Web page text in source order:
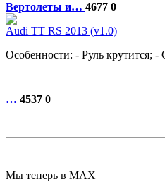
Вертолеты и… 4677 0
Audi TT RS 2013 (v1.0)
Особенности: - Руль крутится;
… 4537 0
Мы теперь в MAX